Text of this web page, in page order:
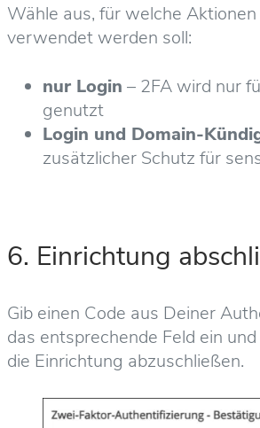
Wähle aus, für welche
verwendet werden soll:
nur Login – 2FA wird nur
genutzt
Login und Domain-
zusätzlicher Schutz für
6. Einrichtung
Gib einen Code aus Deiner
das entsprechende Feld ein
die Einrichtung abzuschließen.